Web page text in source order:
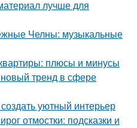
лучше для
Челны: музыкальные
плюсы и минусы
тренд в сфере
уютный интерьер
отмостки: подсказки и